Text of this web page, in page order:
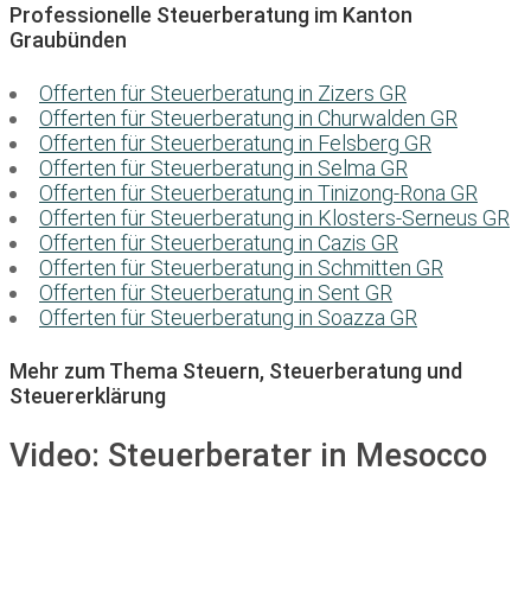
Professionelle Steuerberatung im Kanton
Graubünden
Offerten für Steuerberatung in Zizers GR
Offerten für Steuerberatung in Churwalden GR
Offerten für Steuerberatung in Felsberg GR
Offerten für Steuerberatung in Selma GR
Offerten für Steuerberatung in Tinizong-Rona GR
Offerten für Steuerberatung in Klosters-Serneus GR
Offerten für Steuerberatung in Cazis GR
Offerten für Steuerberatung in Schmitten GR
Offerten für Steuerberatung in Sent GR
Offerten für Steuerberatung in Soazza GR
Mehr zum Thema Steuern, Steuerberatung und
Steuererklärung
Video: Steuerberater in Mesocco